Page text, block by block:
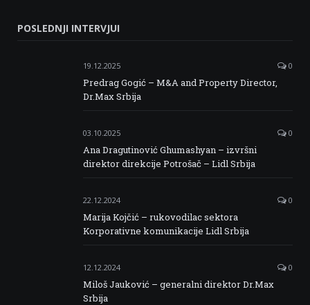
FacebookTwitter InstagramLinkedin
POSLEDNJI INTERVJUI
19.12.2025 0
Predrag Gogić – M&A and Property Director,
Dr.Max Srbija
03.10.2025 0
Ana Dragutinović Ghumashyan – izvršni
direktor direkcije Potrošač – Lidl Srbija
22.12.2024 0
Marija Kojčić – rukovodilac sektora
Korporativne komunikacije Lidl Srbija
12.12.2024 0
Miloš Jauković – generalni direktor Dr.Max
Srbija